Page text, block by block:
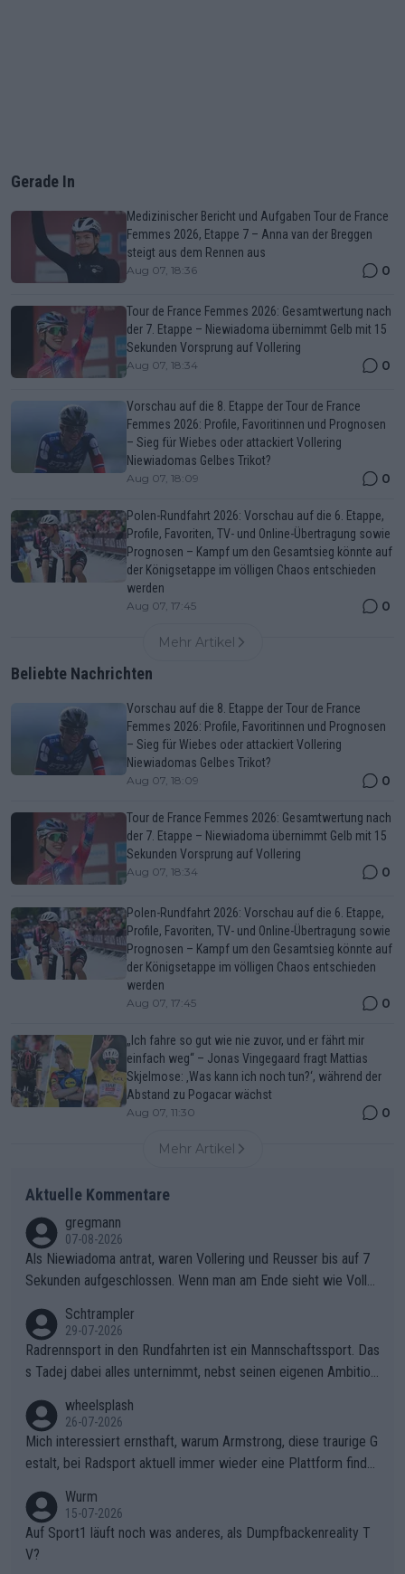
Gerade In
Medizinischer Bericht und Aufgaben Tour de France
Femmes 2026, Etappe 7 – Anna van der Breggen
steigt aus dem Rennen aus
Aug 07, 18:36 0
Tour de France Femmes 2026: Gesamtwertung nach
der 7. Etappe – Niewiadoma übernimmt Gelb mit 15
Sekunden Vorsprung auf Vollering
Aug 07, 18:34 0
Vorschau auf die 8. Etappe der Tour de France
Femmes 2026: Profile, Favoritinnen und Prognosen
– Sieg für Wiebes oder attackiert Vollering
Niewiadomas Gelbes Trikot?
Aug 07, 18:09 0
Polen-Rundfahrt 2026: Vorschau auf die 6. Etappe,
Profile, Favoriten, TV- und Online-Übertragung sowie
Prognosen – Kampf um den Gesamtsieg könnte auf
der Königsetappe im völligen Chaos entschieden
werden
Aug 07, 17:45 0
Mehr Artikel
Beliebte Nachrichten
Vorschau auf die 8. Etappe der Tour de France
Femmes 2026: Profile, Favoritinnen und Prognosen
– Sieg für Wiebes oder attackiert Vollering
Niewiadomas Gelbes Trikot?
Aug 07, 18:09 0
Tour de France Femmes 2026: Gesamtwertung nach
der 7. Etappe – Niewiadoma übernimmt Gelb mit 15
Sekunden Vorsprung auf Vollering
Aug 07, 18:34 0
Polen-Rundfahrt 2026: Vorschau auf die 6. Etappe,
Profile, Favoriten, TV- und Online-Übertragung sowie
Prognosen – Kampf um den Gesamtsieg könnte auf
der Königsetappe im völligen Chaos entschieden
werden
Aug 07, 17:45 0
„Ich fahre so gut wie nie zuvor, und er fährt mir
einfach weg“ – Jonas Vingegaard fragt Mattias
Skjelmose: ‚Was kann ich noch tun?‘, während der
Abstand zu Pogacar wächst
Aug 07, 11:30 0
Mehr Artikel
Aktuelle Kommentare
gregmann
07-08-2026
Als Niewiadoma antrat, waren Vollering und Reusser bis auf 7
Sekunden aufgeschlossen. Wenn man am Ende sieht wie Voller
ering die 7 Sekunden zu Niewiadoma nicht geschlossen hat un
d den Abstand hat anwachsen lassen. Ein schwerer taktischer
Fehler, der den Tour Sieg kosten wird.Diese Beobachtung trifft
Zögerlichkeit von Demi Vollering in diesem Moment war das e
ntscheidende Puzzleteil, das Katarzyna Niewiadoma die Tür z
um Gelben Trikot geöffnet hat.Das taktische Dilemma am Mon
t VentouxDie psychologische Falle: Vollering spekulierte in die
ser Phase darauf, dass Marlen Reusser im Gelben Trikot die N
achführarbeit leistet, um ihre Gesamtführung zu verteidigen.De
r Pokereinsatz: Anstatt die verbleibenden 7 Sekunden sofort s
elbst zuzufahren, verließ sich Vollering zu lange auf die Tempo
Schtrampler
29-07-2026
Radrennsport in den Rundfahrten ist ein Mannschaftssport. Das
s Tadej dabei alles unternimmt, nebst seinen eigenen Ambition
ganze Team auch mental stark zu machen und konkret am Erf
olg teilzuhaben, ist ihm ganz hoch anzurechnen. Das ist ein Zei
chen weit über den Radsport hinaus.
wheelsplash
26-07-2026
Mich interessiert ernsthaft, warum Armstrong, diese traurige G
estalt, bei Radsport aktuell immer wieder eine Plattform finde
Wurm
15-07-2026
Auf Sport1 läuft noch was anderes, als Dumpfbackenreality T
V?